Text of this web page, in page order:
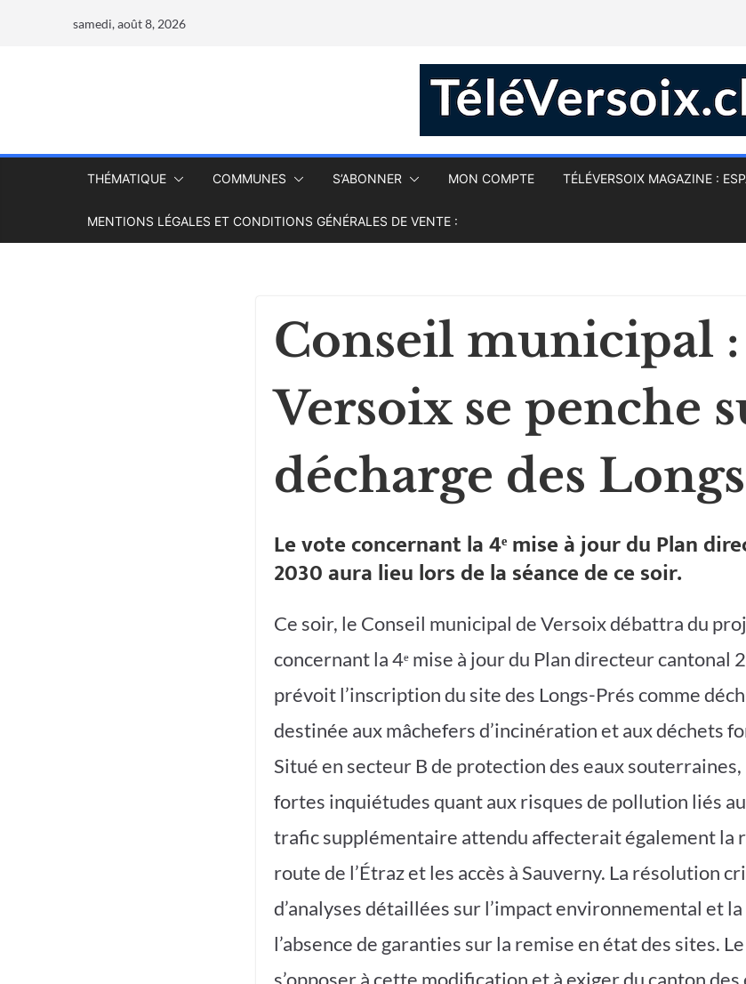
samedi, août 8, 2026
THÉMATIQUE COMMUNES S’ABONNER MON COMPTE TÉLÉVERSOIX MAGAZINE :
MENTIONS LÉGALES ET CONDITIONS GÉNÉRALES DE VENTE :
Conseil municipal :
Versoix se penche
décharge des
Le vote concernant la 4ᵉ mise à jour du Plan
2030 aura lieu lors de la séance de ce soir.
Ce soir, le Conseil municipal de Versoix débattra du
concernant la 4ᵉ mise à jour du Plan directeur cantonal
prévoit l’inscription du site des Longs-Prés comme
destinée aux mâchefers d’incinération et aux déchets
Situé en secteur B de protection des eaux
fortes inquiétudes quant aux risques de pollution liés
trafic supplémentaire attendu affecterait également la
route de l’Étraz et les accès à Sauverny. La résolution
d’analyses détaillées sur l’impact environnemental et
l’absence de garanties sur la remise en état des sites.
s’opposer à cette modification et à exiger du canton des